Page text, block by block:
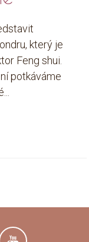
který je
Feng shui.
potkáváme